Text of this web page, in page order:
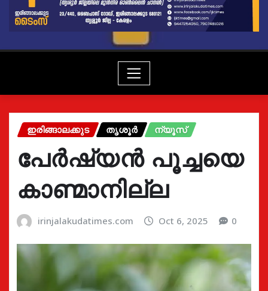
ഇരിങ്ങാലക്കുട തൃശൂർ ന്യൂസ്
പേർഷ്യൻ പൂച്ചയെ
കാണ്മാനില്ല
irinjalakudatimes.com Oct 6, 2025 0